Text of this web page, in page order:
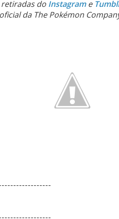
do Instagrame
oficial da The Pokémon